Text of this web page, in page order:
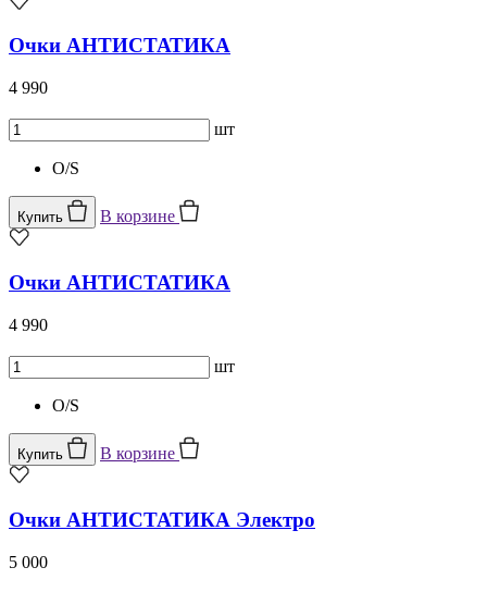
Очки АНТИСТАТИКА
4 990
шт
O/S
Купить В корзине
Очки АНТИСТАТИКА
4 990
шт
O/S
Купить В корзине
Очки АНТИСТАТИКА Электро
5 000